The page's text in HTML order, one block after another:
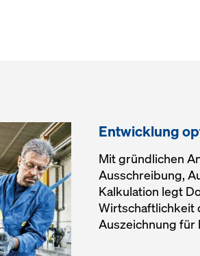
Entwicklung
Mit gründlichen
Ausschreibung,
Kalkulation legt
Wirtschaftlichkeit
Auszeichnung